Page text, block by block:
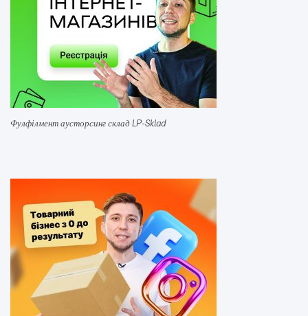
Фулфілмент аусторсинг склад LP-Sklad